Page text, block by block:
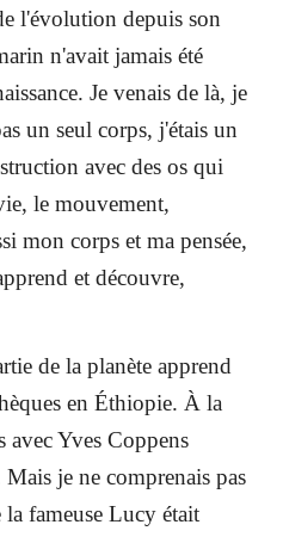
l'évolution depuis son
n'avait jamais été
Je venais de là, je
un seul corps, j'étais un
avec des os qui
le mouvement,
mon corps et ma pensée,
et découvre,
de la planète apprend
en Éthiopie. À la
avec Yves Coppens
je ne comprenais pas
la fameuse Lucy était